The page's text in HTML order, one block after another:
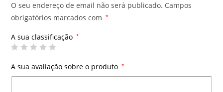
O seu endereço de email não será publicado. Campos
obrigatórios marcados com
*
A sua classificação *
A sua avaliação sobre o produto *